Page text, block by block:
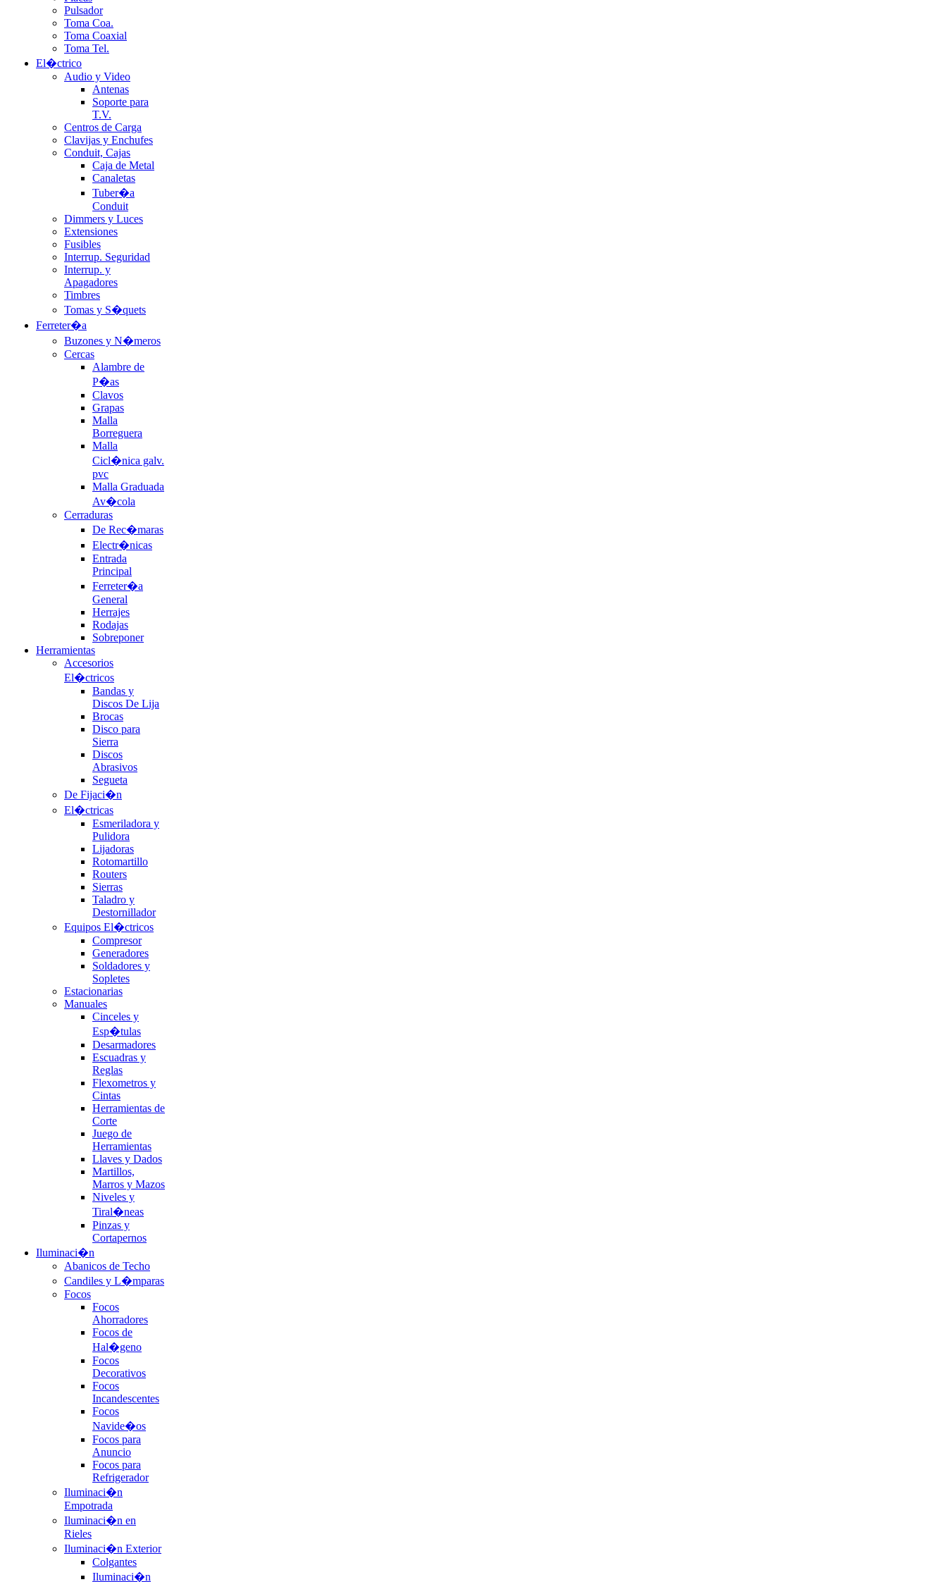
Pulsador
Toma Coa.
Toma Coaxial
Toma Tel.
El�ctrico
Audio y Video
Antenas
Soporte para
T.V.
Centros de Carga
Clavijas y Enchufes
Conduit, Cajas
Caja de Metal
Canaletas
Tuber�a
Conduit
Dimmers y Luces
Extensiones
Fusibles
Interrup. Seguridad
Interrup. y
Apagadores
Timbres
Tomas y S�quets
Ferreter�a
Buzones y N�meros
Cercas
Alambre de
P�as
Clavos
Grapas
Malla
Borreguera
Malla
Cicl�nica galv.
pvc
Malla Graduada
Av�cola
Cerraduras
De Rec�maras
Electr�nicas
Entrada
Principal
Ferreter�a
General
Herrajes
Rodajas
Sobreponer
Herramientas
Accesorios
El�ctricos
Bandas y
Discos De Lija
Brocas
Disco para
Sierra
Discos
Abrasivos
Segueta
De Fijaci�n
El�ctricas
Esmeriladora y
Pulidora
Lijadoras
Rotomartillo
Routers
Sierras
Taladro y
Destornillador
Equipos El�ctricos
Compresor
Generadores
Soldadores y
Sopletes
Estacionarias
Manuales
Cinceles y
Esp�tulas
Desarmadores
Escuadras y
Reglas
Flexometros y
Cintas
Herramientas de
Corte
Juego de
Herramientas
Llaves y Dados
Martillos,
Marros y Mazos
Niveles y
Tiral�neas
Pinzas y
Cortapernos
Iluminaci�n
Abanicos de Techo
Candiles y L�mparas
Focos
Focos
Ahorradores
Focos de
Hal�geno
Focos
Decorativos
Focos
Incandescentes
Focos
Navide�os
Focos para
Anuncio
Focos para
Refrigerador
Iluminaci�n
Empotrada
Iluminaci�n en
Rieles
Iluminaci�n Exterior
Colgantes
Iluminaci�n